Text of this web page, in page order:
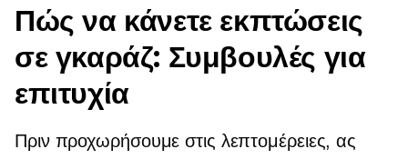
Πώς να κάνετε εκπτώσεις
σε γκαράζ: Συμβουλές για
επιτυχία
Πριν προχωρήσουμε στις λεπτομέρειες, ας